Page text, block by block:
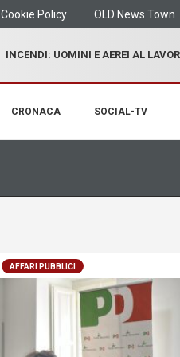
Cookie Policy OLD News Town
INCENDI: UOMINI E AEREI AL
CRONACA SOCIAL-TV
AFFARI PUBBLICI